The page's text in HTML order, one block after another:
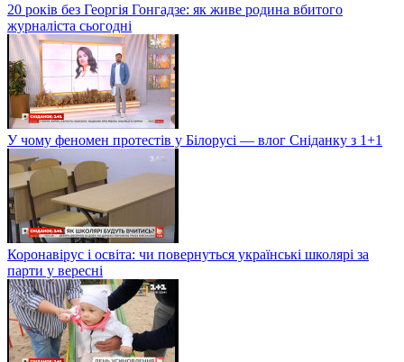
20 років без Георгія Гонгадзе: як живе родина вбитого
журналіста сьогодні
У чому феномен протестів у Білорусі — влог Сніданку з 1+1
Коронавірус і освіта: чи повернуться українські школярі за
парти у вересні